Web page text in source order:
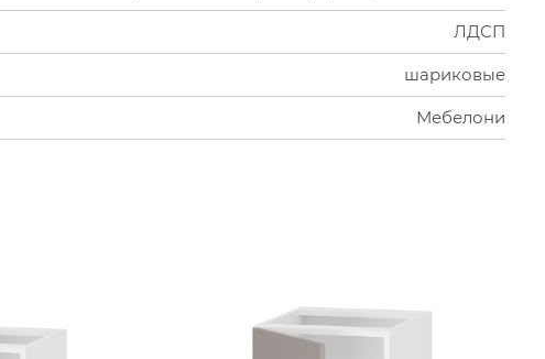
ЛДСП
шариковые
Мебелони